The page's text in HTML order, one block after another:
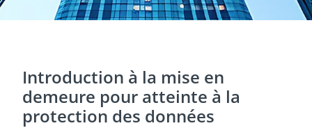
Introduction à la mise en
demeure pour atteinte à la
protection des données